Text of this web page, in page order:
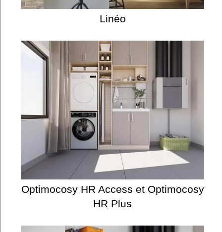
Linéo
Optimocosy HR Access et Optimocosy
HR Plus